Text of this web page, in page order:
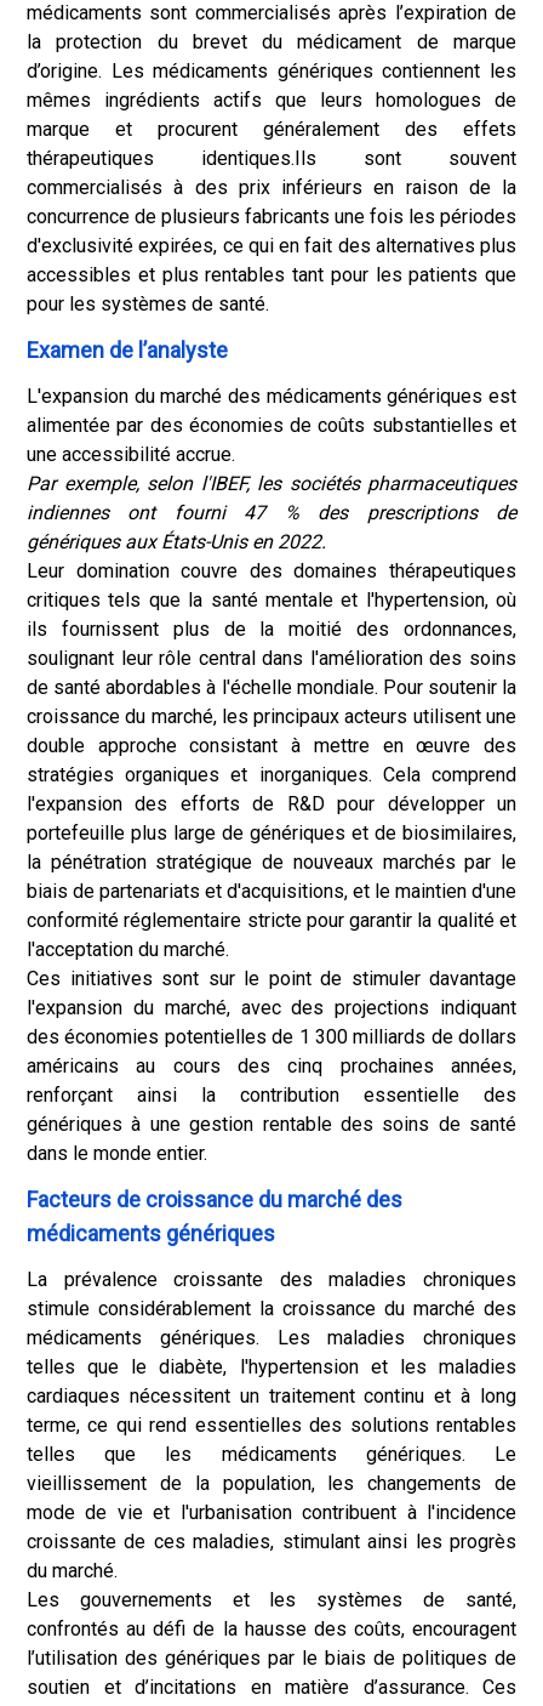
médicaments sont commercialisés après l’expiration de
la protection du brevet du médicament de marque
d’origine. Les médicaments génériques contiennent les
mêmes ingrédients actifs que leurs homologues de
marque et procurent généralement des effets
thérapeutiques identiques.Ils sont souvent
commercialisés à des prix inférieurs en raison de la
concurrence de plusieurs fabricants une fois les périodes
d'exclusivité expirées, ce qui en fait des alternatives plus
accessibles et plus rentables tant pour les patients que
pour les systèmes de santé.
Examen de l’analyste
L'expansion du marché des médicaments génériques est
alimentée par des économies de coûts substantielles et
une accessibilité accrue.
Par exemple, selon l'IBEF, les sociétés pharmaceutiques
indiennes ont fourni 47 % des prescriptions de
génériques aux États-Unis en 2022.
Leur domination couvre des domaines thérapeutiques
critiques tels que la santé mentale et l'hypertension, où
ils fournissent plus de la moitié des ordonnances,
soulignant leur rôle central dans l'amélioration des soins
de santé abordables à l'échelle mondiale. Pour soutenir la
croissance du marché, les principaux acteurs utilisent une
double approche consistant à mettre en œuvre des
stratégies organiques et inorganiques. Cela comprend
l'expansion des efforts de R&D pour développer un
portefeuille plus large de génériques et de biosimilaires,
la pénétration stratégique de nouveaux marchés par le
biais de partenariats et d'acquisitions, et le maintien d'une
conformité réglementaire stricte pour garantir la qualité et
l'acceptation du marché.
Ces initiatives sont sur le point de stimuler davantage
l'expansion du marché, avec des projections indiquant
des économies potentielles de 1 300 milliards de dollars
américains au cours des cinq prochaines années,
renforçant ainsi la contribution essentielle des
génériques à une gestion rentable des soins de santé
dans le monde entier.
Facteurs de croissance du marché des
médicaments génériques
La prévalence croissante des maladies chroniques
stimule considérablement la croissance du marché des
médicaments génériques. Les maladies chroniques
telles que le diabète, l'hypertension et les maladies
cardiaques nécessitent un traitement continu et à long
terme, ce qui rend essentielles des solutions rentables
telles que les médicaments génériques. Le
vieillissement de la population, les changements de
mode de vie et l'urbanisation contribuent à l'incidence
croissante de ces maladies, stimulant ainsi les progrès
du marché.
Les gouvernements et les systèmes de santé,
confrontés au défi de la hausse des coûts, encouragent
l’utilisation des génériques par le biais de politiques de
soutien et d’incitations en matière d’assurance. Ces